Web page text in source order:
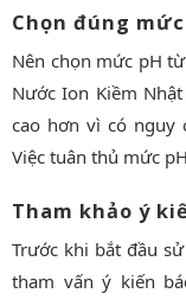
Chọn đúng mức
Nên chọn mức pH
Nước Ion Kiềm
cao hơn vì có nguy
Việc tuân thủ mức
Tham khảo ý
Trước khi bắt đầu
tham vấn ý kiến